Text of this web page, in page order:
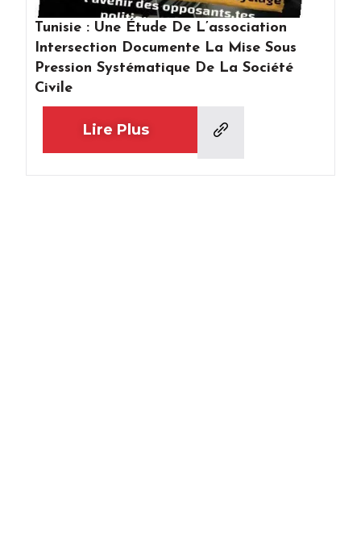
Tunisie : Une Étude De L’association
Intersection Documente La Mise Sous
Pression Systématique De La Société
Civile
Lire Plus